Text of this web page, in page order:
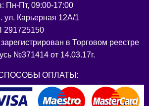
Пн-Пт, 09:00-17:00
ул. Карьерная 12А/1
в Торговом реестре
№371414 от 14.03.17г.
ОПЛАТЫ: